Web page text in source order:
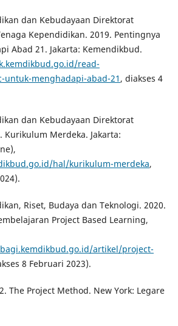
dan Kebudayaan Direktorat
Kependidikan. 2019. Pentingnya
Abad 21. Jakarta: Kemendikbud.
read-
untuk-menghadapi-abad-21 , diakses 4
dan Kebudayaan Direktorat
Kurikulum Merdeka. Jakarta:
hal/kurikulum-merdeka,
Riset, Budaya dan Teknologi. 2020.
Project Based Learning,
artikel/project-
8 Februari 2023).
The Project Method. New York: Legare